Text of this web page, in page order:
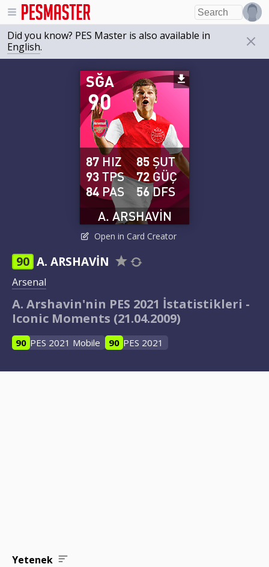
Did you know? PES Master is also available in
English.
90
SĞA
A. ARSHAVIN
87 HIZ
93TPS
84 PAS
85ŞUT
72 GÜÇ
56DFS
Open in Card Creator
90 A. ARSHAVIN
Arsenal
A. Arshavin'nin PES 2021 İstatistikleri -
Iconic Moments (21.04.2009)
90 PES 2021 Mobile 90 PES 2021
Yetenek